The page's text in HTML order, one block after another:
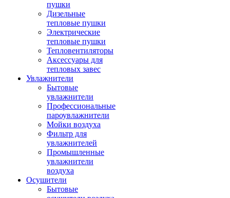
пушки
Дизельные
тепловые пушки
Электрические
тепловые пушки
Тепловентиляторы
Аксессуары для
тепловых завес
Увлажнители
Бытовые
увлажнители
Профессиональные
пароувлажнители
Мойки воздуха
Фильтр для
увлажнителей
Промышленные
увлажнители
воздуха
Осушители
Бытовые